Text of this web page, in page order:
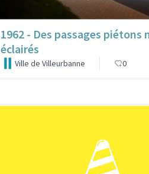
1962 - Des passages piétons
éclairés
Ville de Villeurbanne 0